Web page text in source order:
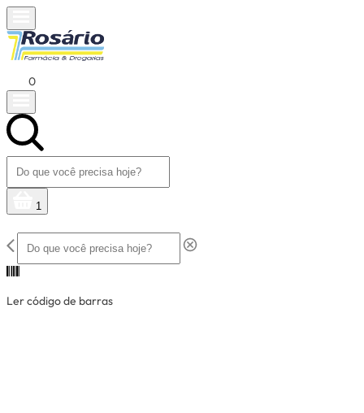
0
1
Ler código de barras